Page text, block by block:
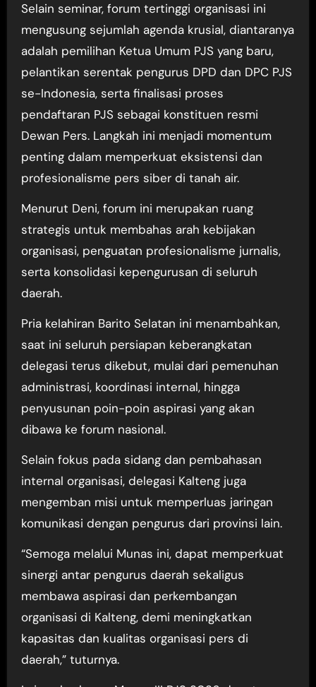
Selain seminar, forum tertinggi organisasi ini
mengusung sejumlah agenda krusial, diantaranya
adalah pemilihan Ketua Umum PJS yang baru,
pelantikan serentak pengurus DPD dan DPC PJS
se-Indonesia, serta finalisasi proses
pendaftaran PJS sebagai konstituen resmi
Dewan Pers. Langkah ini menjadi momentum
penting dalam memperkuat eksistensi dan
profesionalisme pers siber di tanah air.
Menurut Deni, forum ini merupakan ruang
strategis untuk membahas arah kebijakan
organisasi, penguatan profesionalisme jurnalis,
serta konsolidasi kepengurusan di seluruh
daerah.
Pria kelahiran Barito Selatan ini menambahkan,
saat ini seluruh persiapan keberangkatan
delegasi terus dikebut, mulai dari pemenuhan
administrasi, koordinasi internal, hingga
penyusunan poin-poin aspirasi yang akan
dibawa ke forum nasional.
Selain fokus pada sidang dan pembahasan
internal organisasi, delegasi Kalteng juga
mengemban misi untuk memperluas jaringan
komunikasi dengan pengurus dari provinsi lain.
“Semoga melalui Munas ini, dapat memperkuat
sinergi antar pengurus daerah sekaligus
membawa aspirasi dan perkembangan
organisasi di Kalteng, demi meningkatkan
kapasitas dan kualitas organisasi pers di
daerah,” tuturnya.